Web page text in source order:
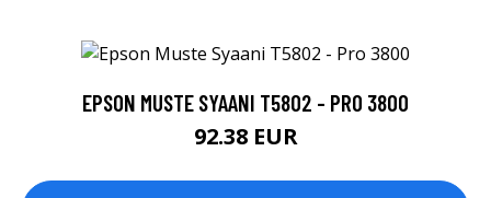
EPSON MUSTE SYAANI T5802 - PRO 3800
92.38 EUR